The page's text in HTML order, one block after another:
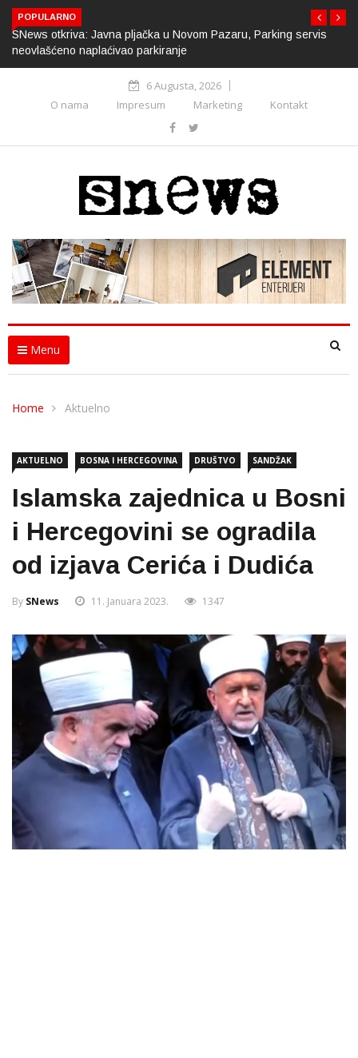
POPULARNO
SNews otkriva: Javna pljačka u Novom Pazaru, Parking servis
neovlašćeno naplaćivao parkiranje
6 Augusta, 2026
O nama
Impresum Marketing Kontakt
Menu
Home Aktuelno
AKTUELNO BOSNA I HERCEGOVINA DRUŠTVO SANDŽAK
Islamska zajednica u Bosni
i Hercegovini se ogradila
od izjava Cerića i Dudića
By SNews 11. Januara 2023. 1347